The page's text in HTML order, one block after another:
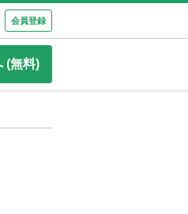
会員登録
(無料)